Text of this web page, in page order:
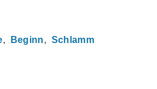
Beginn Schlamm